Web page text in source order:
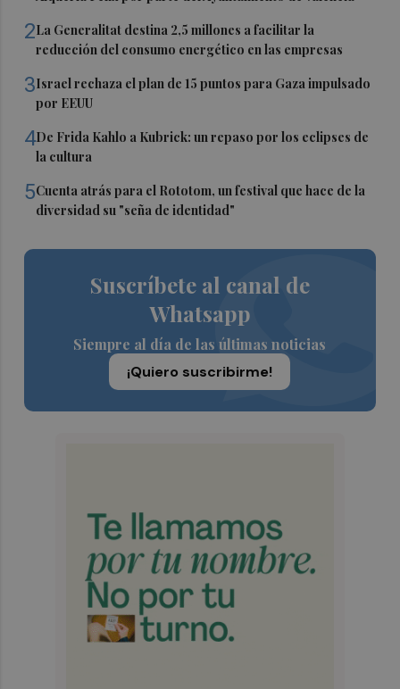
2La Generalitat destina 2,5 millones a facilitar la
reducción del consumo energético en las empresas
3Israel rechaza el plan de 15 puntos para Gaza impulsado
por EEUU
4De Frida Kahlo a Kubrick: un repaso por los eclipses de
la cultura
5Cuenta atrás para el Rototom, un festival que hace de la
diversidad su "seña de identidad"
Suscríbete al canal de
Whatsapp
Siempre al día de las últimas noticias
¡Quiero suscribirme!